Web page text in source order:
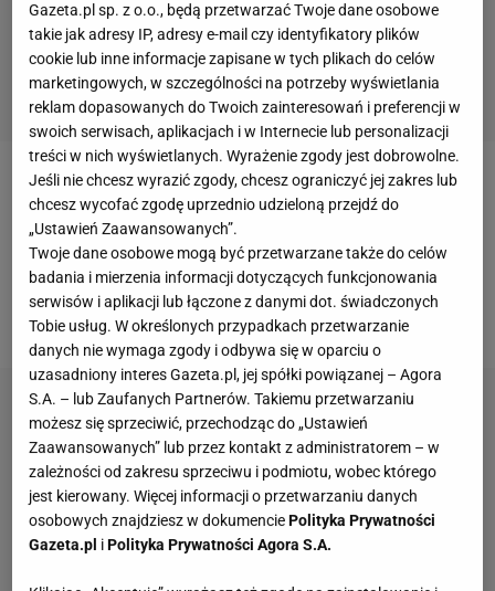
Brytyjskie media poinformowały o możliwych
zmianach, które mogą czekać
celu zredukowania strat finansowych, władze klubu
będą musiały sprzedać kluczowych zawodników. W
tym gronie jest Jan Bednarek.
Gazeta.pl sp. z o.o., będą przetwarzać Twoje dane osobowe
takie jak adresy IP, adresy e-mail czy identyfikatory plików
cookie lub inne informacje zapisane w tych plikach do celów
marketingowych, w szczególności na potrzeby wyświetlania
reklam dopasowanych do Twoich zainteresowań i preferencji w
swoich serwisach, aplikacjach i w Internecie lub personalizacji
treści w nich wyświetlanych. Wyrażenie zgody jest dobrowolne.
Jeśli nie chcesz wyrazić zgody, chcesz ograniczyć jej zakres lub
chcesz wycofać zgodę uprzednio udzieloną przejdź do
„Ustawień Zaawansowanych”.
Twoje dane osobowe mogą być przetwarzane także do celów
badania i mierzenia informacji dotyczących funkcjonowania
serwisów i aplikacji lub łączone z danymi dot. świadczonych
Tobie usług. W określonych przypadkach przetwarzanie
danych nie wymaga zgody i odbywa się w oparciu o
uzasadniony interes Gazeta.pl, jej spółki powiązanej – Agora
S.A. – lub Zaufanych Partnerów. Takiemu przetwarzaniu
możesz się sprzeciwić, przechodząc do „Ustawień
Zaawansowanych” lub przez kontakt z administratorem – w
zależności od zakresu sprzeciwu i podmiotu, wobec którego
jest kierowany. Więcej informacji o przetwarzaniu danych
osobowych znajdziesz w dokumenciePolityka Prywatności
Gazeta.pl iPolityka Prywatności Agora S.A.